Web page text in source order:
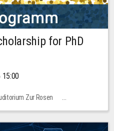
for PhD
15:00
Zur Rosen